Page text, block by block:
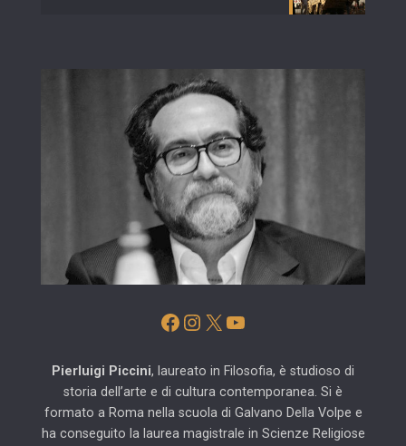
Facebook
Instagram
X YouTube
Pierluigi Piccini, laureato in Filosofia, è studioso di
storia dell’arte e di cultura contemporanea. Si è
formato a Roma nella scuola di Galvano Della Volpe e
ha conseguito la laurea magistrale in Scienze Religiose